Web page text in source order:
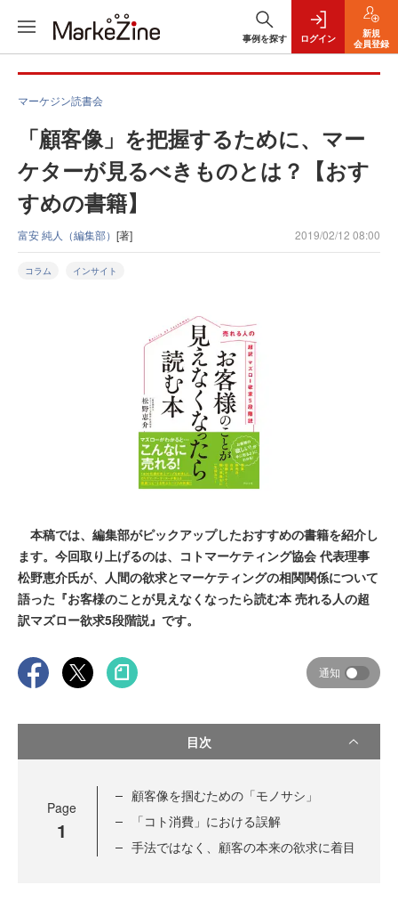
事例を探す ログイン
新規
会員登録
マーケジン読書会
「顧客像」を把握するために、マー
ケターが見るべきものとは？【おす
すめの書籍】
富安 純人（編集部） [著] 2019/02/12 08:00
コラム インサイト
本稿では、編集部がピックアップしたおすすめの書籍を紹介し
ます。今回取り上げるのは、コトマーケティング協会 代表理事
松野恵介氏が、人間の欲求とマーケティングの相関関係について
語った『お客様のことが見えなくなったら読む本 売れる人の超
訳マズロー欲求5段階説』です。
通知
目次
Page
1
顧客像を掴むための「モノサシ」
「コト消費」における誤解
手法ではなく、顧客の本来の欲求に着目